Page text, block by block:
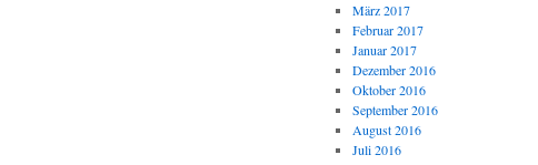
März 2017
Februar 2017
Januar 2017
Dezember 2016
Oktober 2016
September 2016
August 2016
Juli 2016